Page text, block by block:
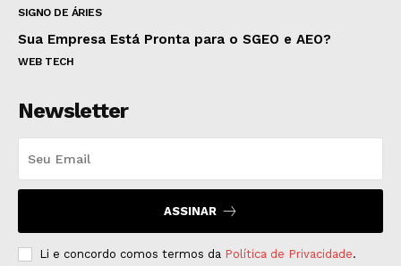
SIGNO DE ÁRIES
Sua Empresa Está Pronta para o SGEO e AEO?
WEB TECH
Newsletter
ASSINAR
Li e concordo comos termos da Política de Privacidade.